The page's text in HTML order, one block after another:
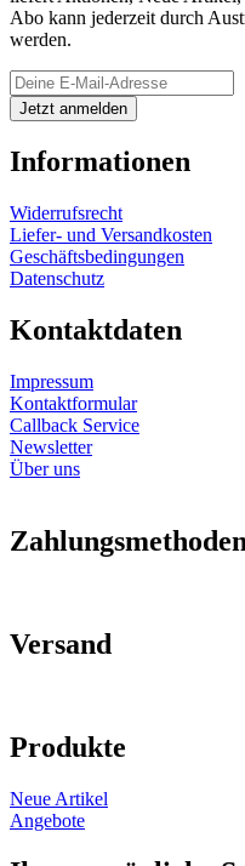
Abo kann jederzeit durch
werden.
Informationen
Widerrufsrecht
Liefer- und Versandkosten
Geschäftsbedingungen
Datenschutz
Kontaktdaten
Impressum
Kontaktformular
Callback Service
Newsletter
Über uns
Versand
Produkte
Neue Artikel
Angebote